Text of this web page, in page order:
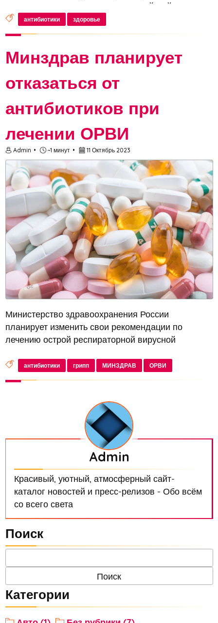
использовании. В интервью «Российской газете»
руководитель центра анестезиологии и
реаниматологии Национального медицинского
антибиотики здоровье
Минздрав планирует
отказаться от
антибиотиков при
лечении ОРВИ
Admin ~1 минут 11 Октябрь 2023
Министерство здравоохранения России
планирует изменить свои рекомендации по
лечению острой респираторной вирусной
антибиотики грипп МИНЗДРАВ ОРВИ
Admin
Красивый, уютный, атмосферный сайт-
каталог новостей и пресс-релизов - Обо всём
со всего света
Поиск
Категории